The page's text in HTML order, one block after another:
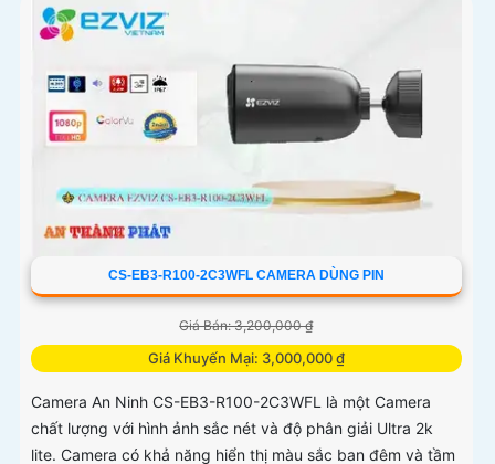
CS-EB3-R100-2C3WFL CAMERA DÙNG PIN
Giá Bán: 3,200,000 ₫
Giá Khuyến Mại: 3,000,000 ₫
Camera An Ninh CS-EB3-R100-2C3WFL là một Camera
chất lượng với hình ảnh sắc nét và độ phân giải Ultra 2k
lite. Camera có khả năng hiển thị màu sắc ban đêm và tầm